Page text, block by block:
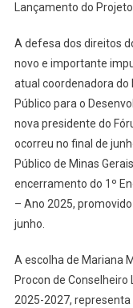
Lançamento do
A defesa dos direitos
novo e importante
atual coordenadora do
Público para o
nova presidente do
ocorreu no final de
Público de Minas
encerramento do 1º
– Ano 2025,
junho.
A escolha de Mariana
Procon de
2025-2027,